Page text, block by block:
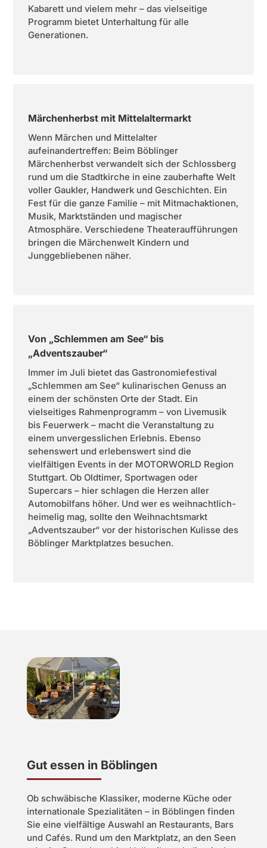
Kabarett und vielem mehr – das vielseitige
Programm bietet Unterhaltung für alle
Generationen.
Märchenherbst mit Mittelaltermarkt
Wenn Märchen und Mittelalter
aufeinandertreffen: Beim Böblinger
Märchenherbst verwandelt sich der Schlossberg
rund um die Stadtkirche in eine zauberhafte Welt
voller Gaukler, Handwerk und Geschichten. Ein
Fest für die ganze Familie – mit Mitmachaktionen,
Musik, Marktständen und magischer
Atmosphäre. Verschiedene Theateraufführungen
bringen die Märchenwelt Kindern und
Junggebliebenen näher.
Von „Schlemmen am See“ bis
„Adventszauber“
Immer im Juli bietet das Gastronomiefestival
„Schlemmen am See“ kulinarischen Genuss an
einem der schönsten Orte der Stadt. Ein
vielseitiges Rahmenprogramm – von Livemusik
bis Feuerwerk – macht die Veranstaltung zu
einem unvergesslichen Erlebnis. Ebenso
sehenswert und erlebenswert sind die
vielfältigen Events in der MOTORWORLD Region
Stuttgart. Ob Oldtimer, Sportwagen oder
Supercars – hier schlagen die Herzen aller
Automobilfans höher. Und wer es weihnachtlich-
heimelig mag, sollte den Weihnachtsmarkt
„Adventszauber“ vor der historischen Kulisse des
Böblinger Marktplatzes besuchen.
Gut essen in Böblingen
Ob schwäbische Klassiker, moderne Küche oder
internationale Spezialitäten – in Böblingen finden
Sie eine vielfältige Auswahl an Restaurants, Bars
und Cafés. Rund um den Marktplatz, an den Seen